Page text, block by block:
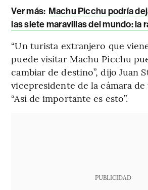
Ver más: Machu Picchu podría
las siete maravillas del mundo: la
“Un turista extranjero que
puede visitar Machu Picchu
cambiar de destino”, dijo Juan
vicepresidente de la cámara
“Así de importante es esto”.
PUBLICIDAD